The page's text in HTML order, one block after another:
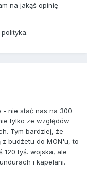
na jakąś opinię
- nie stać nas na 300
tylko ze względów
Tym bardziej, że
budżetu do MON'u, to
120 tyś. wojska, ale
i kapelani.